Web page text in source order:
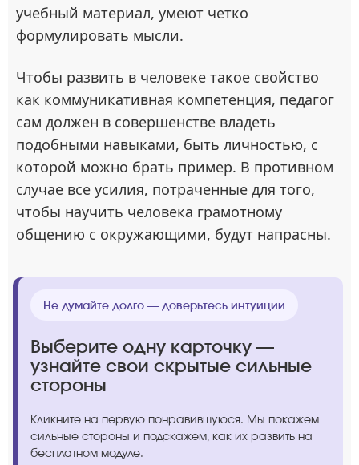
учебный материал, умеют четко
формулировать мысли.
Чтобы развить в человеке такое свойство
как коммуникативная компетенция, педагог
сам должен в совершенстве владеть
подобными навыками, быть личностью, с
которой можно брать пример. В противном
случае все усилия, потраченные для того,
чтобы научить человека грамотному
общению с окружающими, будут напрасны.
Не думайте долго — доверьтесь интуиции
Выберите одну карточку —
узнайте свои скрытые сильные
стороны
Кликните на первую понравившуюся. Мы покажем
сильные стороны и подскажем, как их развить на
бесплатном модуле.